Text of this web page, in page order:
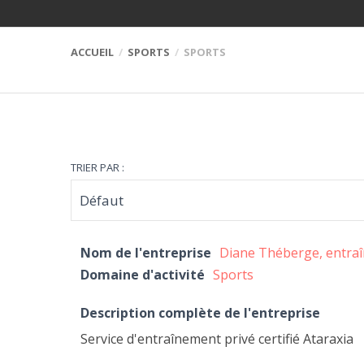
ACCUEIL SPORTS SPORTS
TRIER PAR :
Nom de l'entreprise Diane Théberge,
Domaine d'activité Sports
Description complète de l'entreprise
Service d'entraînement privé certifié Ataraxia